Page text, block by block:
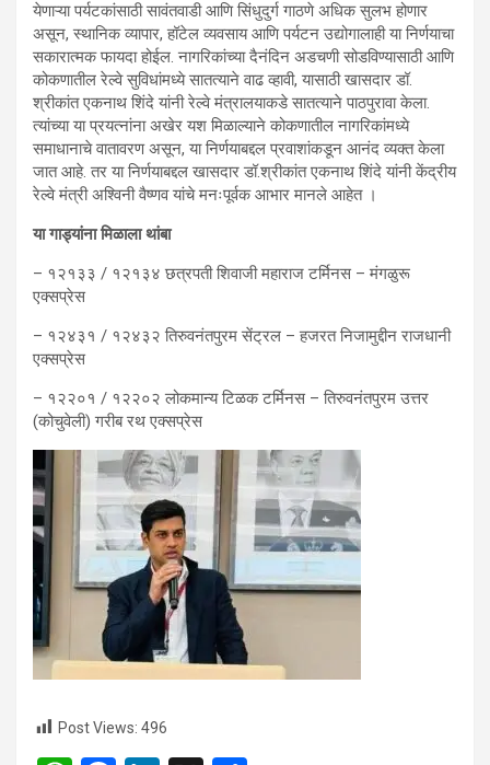
येणाऱ्या पर्यटकांसाठी सावंतवाडी आणि सिंधुदुर्ग गाठणे अधिक सुलभ होणार
असून, स्थानिक व्यापार, हॉटेल व्यवसाय आणि पर्यटन उद्योगालाही या निर्णयाचा
सकारात्मक फायदा होईल. नागरिकांच्या दैनंदिन अडचणी सोडविण्यासाठी आणि
कोकणातील रेल्वे सुविधांमध्ये सातत्याने वाढ व्हावी, यासाठी खासदार डॉ.
श्रीकांत एकनाथ शिंदे यांनी रेल्वे मंत्रालयाकडे सातत्याने पाठपुरावा केला.
त्यांच्या या प्रयत्नांना अखेर यश मिळाल्याने कोकणातील नागरिकांमध्ये
समाधानाचे वातावरण असून, या निर्णयाबद्दल प्रवाशांकडून आनंद व्यक्त केला
जात आहे. तर या निर्णयाबद्दल खासदार डॉ.श्रीकांत एकनाथ शिंदे यांनी केंद्रीय
रेल्वे मंत्री अश्विनी वैष्णव यांचे मनःपूर्वक आभार मानले आहेत ।
या गाड्यांना मिळाला थांबा
– १२१३३ / १२१३४ छत्रपती शिवाजी महाराज टर्मिनस – मंगळुरू
एक्सप्रेस
– १२४३१ / १२४३२ तिरुवनंतपुरम सेंट्रल – हजरत निजामुद्दीन राजधानी
एक्सप्रेस
– १२२०१ / १२२०२ लोकमान्य टिळक टर्मिनस – तिरुवनंतपुरम उत्तर
(कोचुवेली) गरीब रथ एक्सप्रेस
Post Views: 496